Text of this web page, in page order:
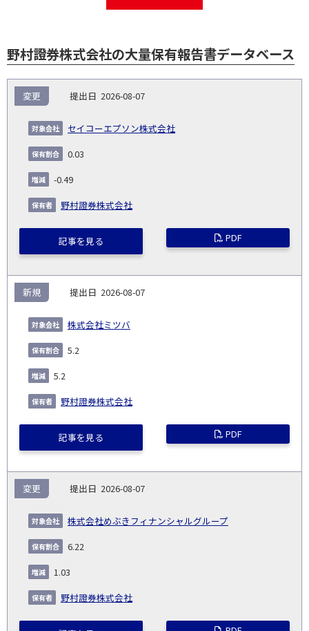
野村證券株式会社の大量保有報告書データベース
NO.
告
義
務
発
生
日
出
コー
象
業
2026-08-07
セイコーエプソン株式会社
変更
0.03
-0.49
野村證券株式会社
記事を見る PDF
2026-08-07
株式会社ミツバ
新規
5.2
5.2
野村證券株式会社
記事を見る PDF
2026-08-07
株式会社めぶきフィナンシャルグループ
変更
6.22
1.03
野村證券株式会社